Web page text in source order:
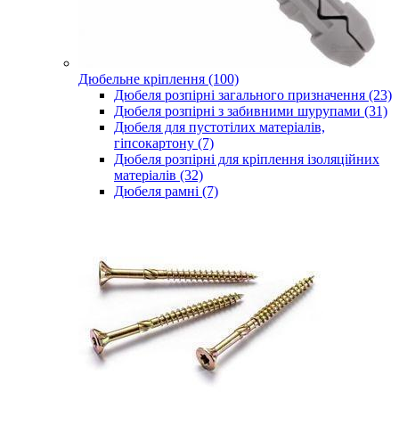
Дюбельне кріплення (100)
Дюбеля розпірні загального призначення (23)
Дюбеля розпірні з забивними шурупами (31)
Дюбеля для пустотілих матеріалів,
гіпсокартону (7)
Дюбеля розпірні для кріплення ізоляційних
матеріалів (32)
Дюбеля рамні (7)